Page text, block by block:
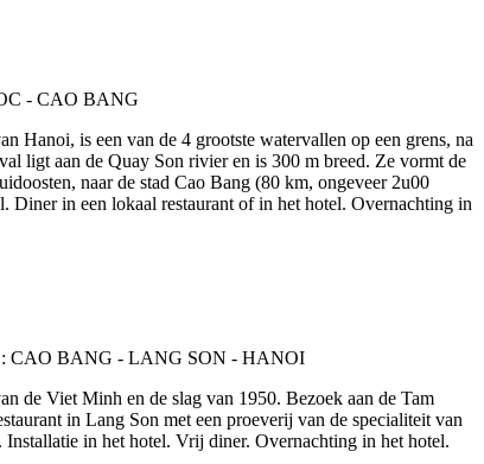
Hanoi, is een van de 4 grootste watervallen op een grens, na
ligt aan de Quay Son rivier en is 300 m breed. Ze vormt de
naar de stad Cao Bang (80 km, ongeveer 2u00
Diner in een lokaal restaurant of in het hotel. Overnachting in
de Viet Minh en de slag van 1950. Bezoek aan de Tam
in Lang Son met een proeverij van de specialiteit van
in het hotel. Vrij diner. Overnachting in het hotel.